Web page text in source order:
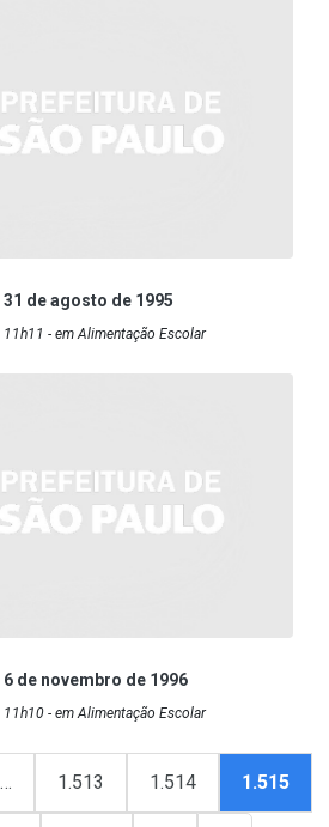
de agosto de 1995
- em Alimentação Escolar
de novembro de 1996
- em Alimentação Escolar
… 1.513 1.514 1.515